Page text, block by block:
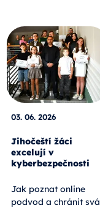
03. 06. 2026
Jihočeští žáci
excelují v
kyberbezpečnosti
Jak poznat online
podvod a chránit svá